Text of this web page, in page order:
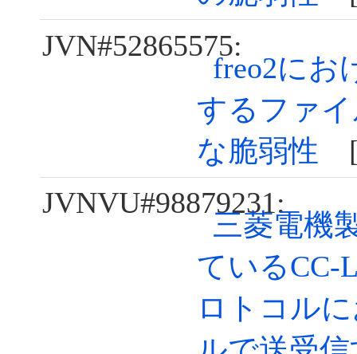
JVN#52865575:
freo2にお
するファ
な脆弱性
JVNVU#98879231:
三菱電機
ているCC-
ロトコル